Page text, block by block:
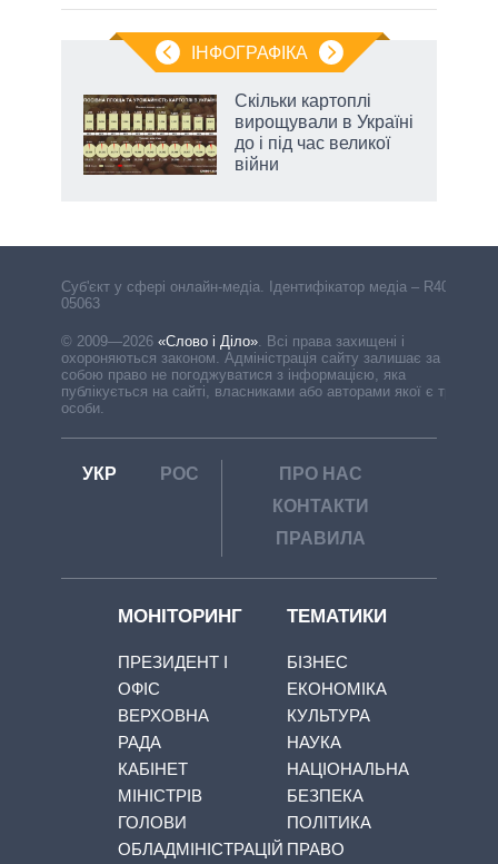
ІНФОГРАФІКА
Скільки картоплі
вирощували в Україні
до і під час великої
війни
Cуб'єкт у сфері онлайн-медіа. Ідентифікатор медіа – R40-
05063
© 2009—2026 «Слово і Діло»
Всі права захищені і
охороняються законом. Адміністрація сайту залишає за
собою право не погоджуватися з інформацією, яка
публікується на сайті, власниками або авторами якої є треті
особи.
УКР РОС
ПРО НАС
КОНТАКТИ
ПРАВИЛА
МОНІТОРИНГ
ПРЕЗИДЕНТ І
ОФІС
ВЕРХОВНА
РАДА
КАБІНЕТ
МІНІСТРІВ
ГОЛОВИ
ОБЛАДМІНІСТРАЦІЙ
ТЕМАТИКИ
БІЗНЕС
ЕКОНОМІКА
КУЛЬТУРА
НАУКА
НАЦІОНАЛЬНА
БЕЗПЕКА
ПОЛІТИКА
ПРАВО